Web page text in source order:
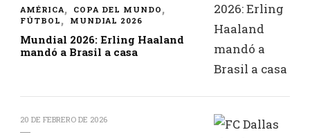
AMÉRICA
COPA DEL MUNDO
FÚTBOL
MUNDIAL 2026
Mundial 2026: Erling Haaland
mandó a Brasil a casa
20 DE FEBRERO DE 2026